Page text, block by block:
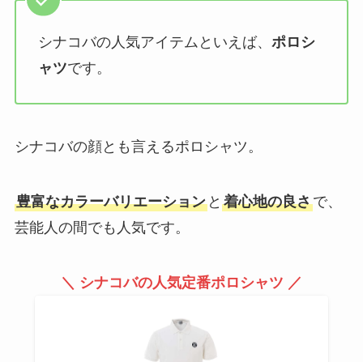
シナコバの人気アイテムといえば、 ポロシ
ャツです。
シナコバの顔とも言えるポロシャツ。
豊富なカラーバリエーションと 着心地の良さで、
芸能人の間でも人気です。
＼ シナコバの人気定番ポロシャツ ／